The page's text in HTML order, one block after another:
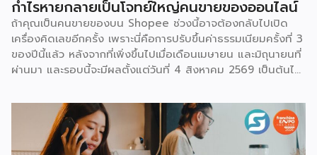
กำไรหายกลายเป็นโจทย์ใหญ่คนขายของออนไลน์
ถ้าคุณเป็นคนขายของบน Shopee ช่วงนี้อาจต้องกลับไปเปิด
เครื่องคิดเลขอีกครั้ง เพราะนี่คือการปรับขึ้นค่าธรรมเนียมครั้งที่ 3
ของปีนี้แล้ว หลังจากที่เพิ่งขึ้นไปเมื่อเดือนเมษายน และมิถุนายนที่
ผ่านมา และรอบนี้จะมีผลตั้งแต่วันที่ 4 สิงหาคม 2569 เป็นต้นไป
เช่น ร้านที่เป็นแบรนด์ขนาดใหญ่ จะมีเรตสูงสุด 19.26% ในหมวด
แฟชั่น และ FMCG, ร้าน Non-Mall ทั่วไป สูงสุด 17.12% เป็นต้น
โดยตัวเลขเหล่านี้รวม VAT 7% แล้ว และยังไม่นับค่าธรรมเนียม
อื่นที่เก็บซ้อนอยู่ เช่น ค่าธรรมเนียมการชำระเงิน (เริ่มต้น 3.21%)